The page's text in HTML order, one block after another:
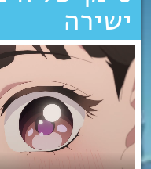
ישירה